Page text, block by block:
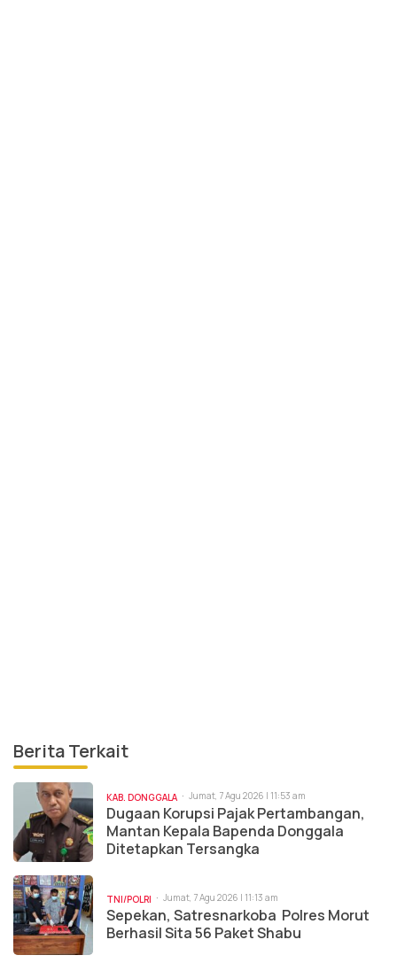
Berita Terkait
KAB. DONGGALA Jumat, 7 Agu 2026 | 11:53 am
Dugaan Korupsi Pajak Pertambangan,
Mantan Kepala Bapenda Donggala
Ditetapkan Tersangka
TNI/POLRI Jumat, 7 Agu 2026 | 11:13 am
Sepekan, Satresnarkoba Polres Morut
Berhasil Sita 56 Paket Shabu